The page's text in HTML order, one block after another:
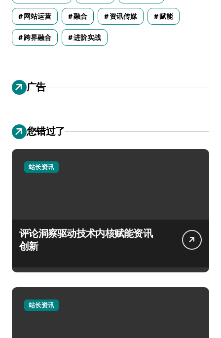
网站运营 融合 资讯传媒 赋能
跨界融合 进阶实战
广告
您错过了
站长资讯
评论洞察驱动技术内核赋能资讯
创新
站长资讯